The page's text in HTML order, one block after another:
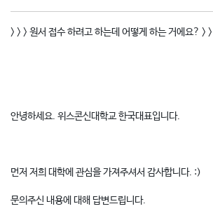
> > > 원서 접수 하려고 하는데 어떻게 하는 거에요? > >
안녕하세요. 위스콘신대학교 한국대표입니다.
먼저 저희 대학에 관심을 가져주셔서 감사합니다. :)
문의주신 내용에 대해 답변드립니다.